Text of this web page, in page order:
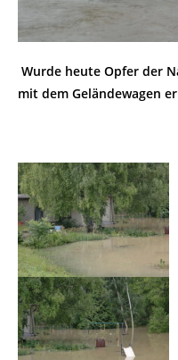
Wurde heute Opfer der
mit dem Geländewagen